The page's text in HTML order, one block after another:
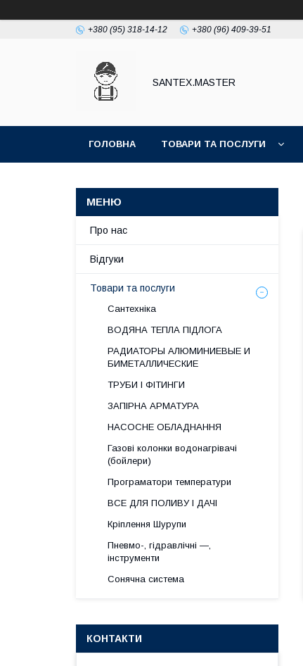
+380 (95) 318-14-12 +380 (96) 409-39-51
SANTEX.MASTER
ГОЛОВНА ТОВАРИ ТА ПОСЛУГИ
Про нас
Відгуки
Товари та послуги
Сантехніка
ВОДЯНА ТЕПЛА ПІДЛОГА
РАДИАТОРЫ АЛЮМИНИЕВЫЕ И
БИМЕТАЛЛИЧЕСКИЕ
ТРУБИ І ФІТИНГИ
ЗАПІРНА АРМАТУРА
НАСОСНЕ ОБЛАДНАННЯ
Газові колонки водонагрівачі
(бойлери)
Програматори температури
ВСЕ ДЛЯ ПОЛИВУ І ДАЧІ
Кріплення Шурупи
Пневмо-, гідравлічні —,
інструменти
Сонячна система
КОНТАКТИ